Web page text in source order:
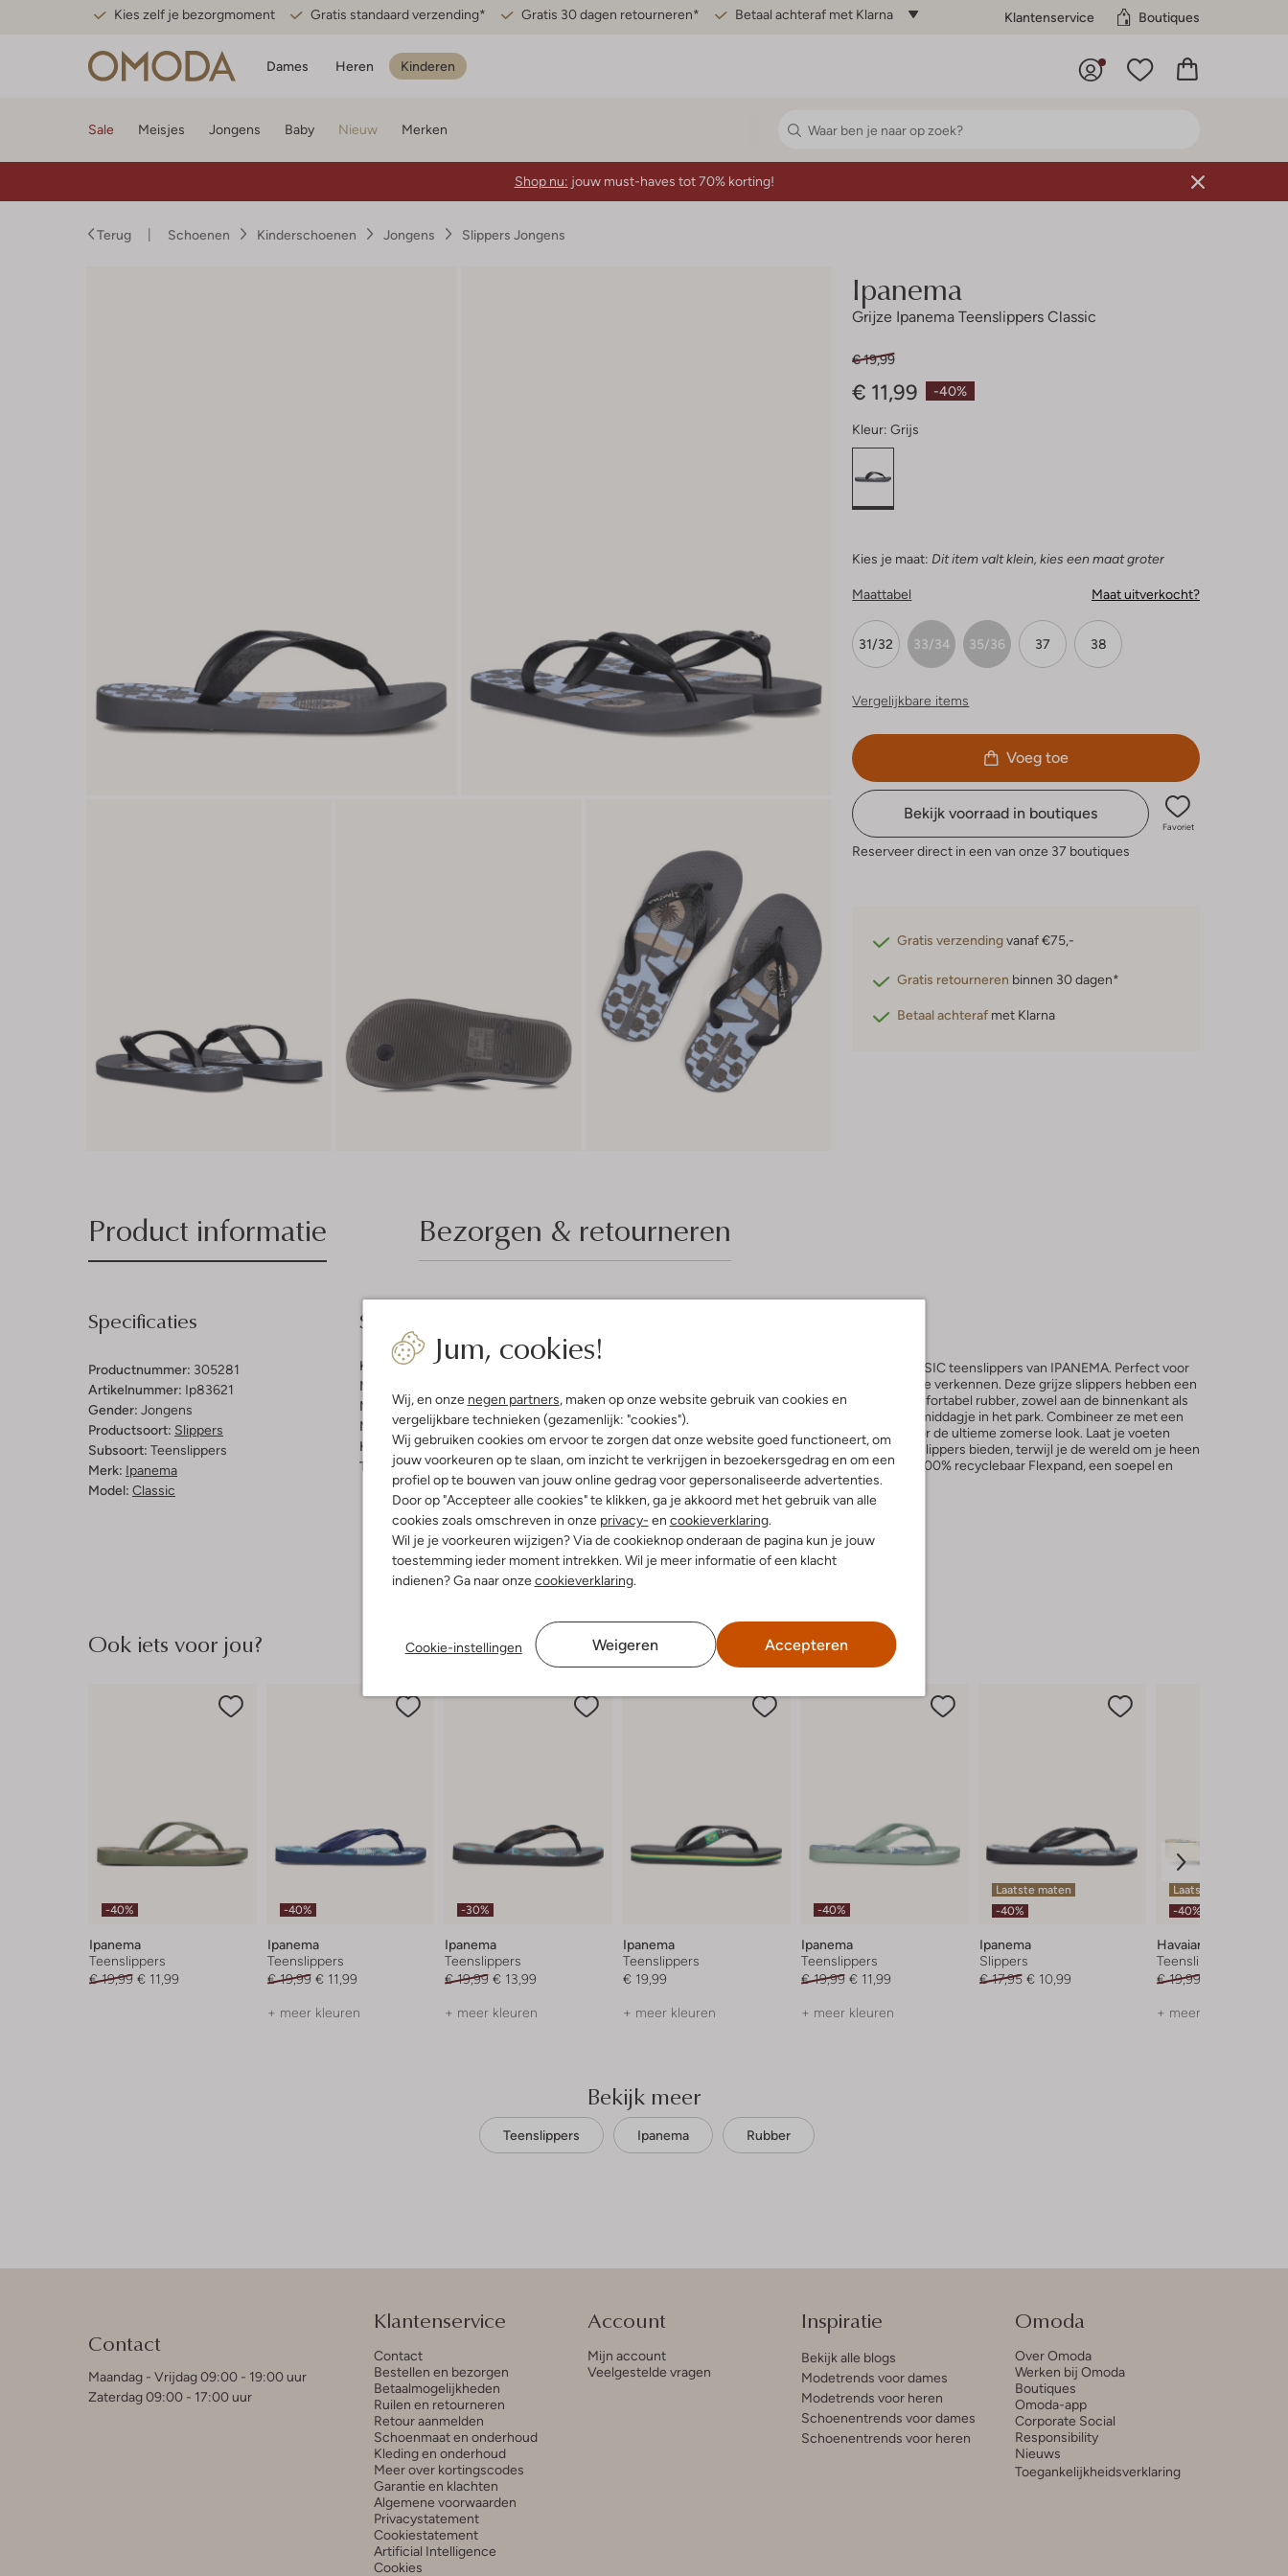
Kies zelf je bezorgmoment Gratis standaard verzending* Gratis 30 dagen retourneren* Betaal achteraf met Klarna Klantenservice Boutiques
Dames Heren Kinderen
Jum, cookies!
Wij, en onze negen partners, maken op onze website gebruik van cookies en
vergelijkbare technieken (gezamenlijk: "cookies").
Wij gebruiken cookies om ervoor te zorgen dat onze website goed functioneert, om
jouw voorkeuren op te slaan, om inzicht te verkrijgen in bezoekersgedrag en om een
profiel op te bouwen van jouw online gedrag voor gepersonaliseerde advertenties.
Door op "Accepteer alle cookies" te klikken, ga je akkoord met het gebruik van alle
cookies zoals omschreven in onze privacy- en cookieverklaring.
Wil je je voorkeuren wijzigen? Via de cookieknop onderaan de pagina kun je jouw
toestemming ieder moment intrekken. Wil je meer informatie of een klacht
indienen? Ga naar onzecookieverklaring.
Cookie-instellingen Weigeren Accepteren
Sale Meisjes Jongens Baby Nieuw Merken
Shop nu: jouw must-haves tot 70% korting!
Terug Schoenen Kinderschoenen Jongens Slippers Jongens
Ipanema
Grijze Ipanema Teenslippers Classic
-40%
€ 19,99
€ 11,99
Kleur: Grijs
Kies je maat: Dit item valt klein, kies een maat groter
Maattabel Maat uitverkocht?
31/32 33/34 35/36 37 38
Vergelijkbare items
Voeg toe
Bekijk voorraad in boutiques
Favoriet
Reserveer direct in een van onze 37 boutiques
Gratis verzendingvanaf €75,-
Gratis retourneren binnen 30 dagen*
Betaal achteraf met Klarna
Product informatie Bezorgen & retourneren
Specificaties
Productnummer: 305281
Artikelnummer: Ip83621
Gender: Jongens
Productsoort: Slippers
Subsoort: Teenslippers
Merk: Ipanema
Model: Classic
Samenstelling & Pasvorm
Kleur:Grijs
Materiaal buitenkant:
Materiaal binnenkant:Rubber
Materiaal zool:Rubber
Hakvorm:Platte Zool
Type neus:Ronde Neus
Stap in de wereld van avontuur met de CLASSIC teenslippers van IPANEMA. Perfect voor
jongens die klaar zijn om de lente en zomer te verkennen. Deze grijze slippers hebben een
ronde neus en zijn volledig gemaakt van comfortabel rubber, zowel aan de binnenkant als
de zool. Ideaal voor een dagje strand of een middagje in het park. Combineer ze met een
stoere korte broek en een luchtig T-shirt voor de ultieme zomerse look. Laat je voeten
genieten van het gemak en de stijl die deze slippers bieden, terwijl je de wereld om je heen
ontdekt. Ipanema slippers zijn gemaakt van 100% recyclebaar Flexpand, een soepel en
Vegan materiaal.
Ook iets voor jou?
-40%
Ipanema
Teenslippers
€ 19,99 € 11,99
-40%
Ipanema
Teenslippers
€ 19,99 € 11,99
+ meer kleuren
-30%
Ipanema
Teenslippers
€ 19,99 € 13,99
+ meer kleuren
Ipanema
Teenslippers
€ 19,99
+ meer kleuren
-40%
Ipanema
Teenslippers
€ 19,99 € 11,99
+ meer kleuren
Laatste maten
-40%
Ipanema
Slippers
€ 17,95 € 10,99
Laatste maten
-40%
Havaianas
Teenslippers
€ 19,99
+ meer kleuren
Bekijk meer
Teenslippers Ipanema Rubber
Contact
Maandag - Vrijdag 09:00 - 19:00 uur
Zaterdag 09:00 - 17:00 uur
Klantenservice
Contact
Bestellen en bezorgen
Betaalmogelijkheden
Ruilen en retourneren
Retour aanmelden
Schoenmaat en onderhoud
Kleding en onderhoud
Meer over kortingscodes
Garantie en klachten
Algemene voorwaarden
Privacystatement
Cookiestatement
Artificial Intelligence
Cookies
Account
Mijn account
Veelgestelde vragen
Inspiratie
Bekijk alle blogs
Modetrends voor dames
Modetrends voor heren
Schoenentrends voor dames
Schoenentrends voor heren
Omoda
Over Omoda
Werken bij Omoda
Boutiques
Omoda-app
Corporate Social
Responsibility
Nieuws
Toegankelijkheidsverklaring